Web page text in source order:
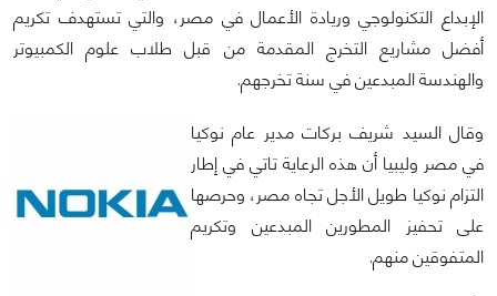
الإبداع التكنولوجي وريادة الأعمال في مصر، والتي تستهدف تكريم
أفضل مشاريع التخرج المقدمة من قبل طلاب علوم الكمبيوتر
والهندسة المبدعين في سنة تخرجهم.
وقال السيد شريف بركات مدير عام نوكيا
في مصر وليبيا أن هذه الرعاية تاتي في إطار
التزام نوكيا طويل الأجل تجاه مصر، وحرصها
على تحفيز المطورين المبدعين وتكريم
المتفوقين منهم.